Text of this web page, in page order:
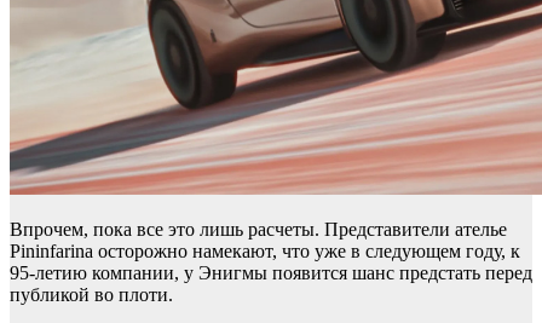
Впрочем, пока все это лишь расчеты. Представители ателье
Pininfarina осторожно намекают, что уже в следующем году, к
95-летию компании, у Энигмы появится шанс предстать перед
публикой во плоти.